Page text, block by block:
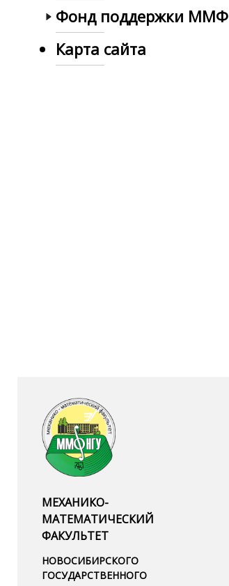
Фонд поддержки ММФ
Карта сайта
МЕХАНИКО-
МАТЕМАТИЧЕСКИЙ
ФАКУЛЬТЕТ
НОВОСИБИРСКОГО
ГОСУДАРСТВЕННОГО